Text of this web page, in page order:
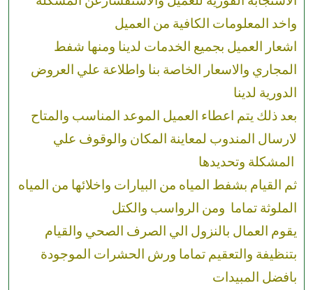
واخد المعلومات الكافية من العميل
اشعار العميل بجميع الخدمات لدينا ومنها شفط
المجاري والاسعار الخاصة بنا واطلاعة علي العروض
الدورية لدينا
بعد ذلك يتم اعطاء العميل الموعد المناسب والمتاح
لارسال المندوب لمعاينة المكان والوقوف علي
ثم القيام بشفط المياه من البيارات واخلائها من المياه
الملوثة تماما ومن الرواسب والكتل
يقوم العمال بالنزول الي الصرف الصحي والقيام
بتنظيفة والتعقيم تماما ورش الحشرات الموجودة
بافضل المبيدات